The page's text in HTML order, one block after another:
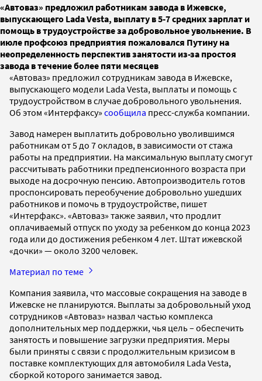
«Автоваз» предложил работникам завода в Ижевске,
выпускающего Lada Vesta, выплату в 5-7 средних зарплат и
помощь в трудоустройстве за добровольное увольнение. В
июле профсоюз предприятия пожаловался Путину на
неопределенность перспектив занятости из-за простоя
завода в течение более пяти месяцев
«Автоваз» предложил сотрудникам завода в Ижевске,
выпускающего модели Lada Vesta, выплаты и помощь с
трудоустройством в случае добровольного увольнения.
Об этом «Интерфаксу» сообщила пресс-служба компании.
Завод намерен выплатить добровольно уволившимся
работникам от 5 до 7 окладов, в зависимости от стажа
работы на предприятии. На максимальную выплату смогут
рассчитывать работники предпенсионного возраста при
выходе на досрочную пенсию. Автопроизводитель готов
проспонсировать переобучение добровольно ушедших
работников и помочь в трудоустройстве, пишет
«Интерфакс». «Автоваз» также заявил, что продлит
оплачиваемый отпуск по уходу за ребенком до конца 2023
года или до достижения ребенком 4 лет. Штат ижевской
«дочки» — около 3200 человек.
Материал по теме
Компания заявила, что массовые сокращения на заводе в
Ижевске не планируются. Выплаты за добровольный уход
сотрудников «Автоваз» назвал частью комплекса
дополнительных мер поддержки, чья цель – обеспечить
занятость и повышение загрузки предприятия. Меры
были приняты с связи с продолжительным кризисом в
поставке комплектующих для автомобиля Lada Vesta,
сборкой которого занимается завод.